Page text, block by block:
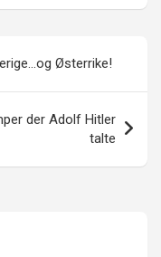
Østerrike!
der Adolf Hitler
talte